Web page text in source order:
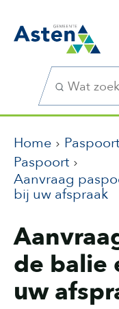
Home
Paspoort
Aanvraag
bij uw afspraak
de balie
uw